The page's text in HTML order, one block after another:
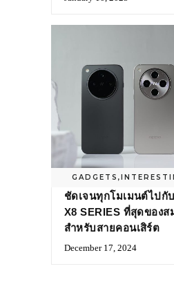
GADGETS ,
ชัดเจนทุกโมเมนต์ไปกั
X8 SERIES ที่สุดของ
สำหรับสายคอนเสิร์ต
December 17, 2024